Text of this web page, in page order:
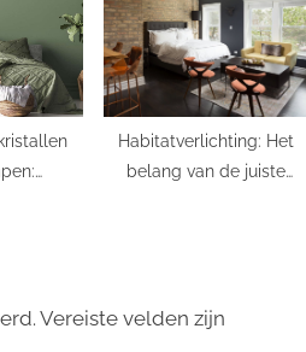
Habitatverlichting: Het
belang van de juiste
Vereiste velden zijn